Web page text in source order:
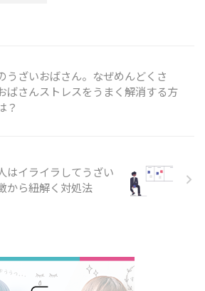
うざいおばさん。なぜめんどくさ
ばさんストレスをうまく解消する方
？
はイライラしてうざい
から紐解く対処法